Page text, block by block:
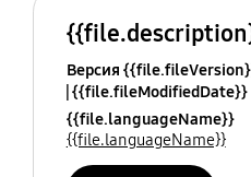
Версия
{{file.fileModifiedDate}}
{{file.languageName}}
{{file.languageName}}